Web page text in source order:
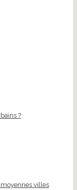
?
moyennes villes